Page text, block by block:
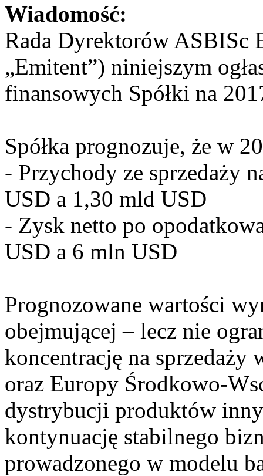
Wiadomość:
Rada Dyrektorów ASBISc
„Emitent”) niniejszym
finansowych Spółki na
Spółka prognozuje, że w
- Przychody ze sprzedaży
USD a 1,30 mld USD
- Zysk netto po
USD a 6 mln USD
Prognozowane wartości
obejmującej – lecz nie
koncentrację na sprzedaży
oraz Europy Środkowo-
dystrybucji produktów
kontynuację stabilnego
prowadzonego w modelu